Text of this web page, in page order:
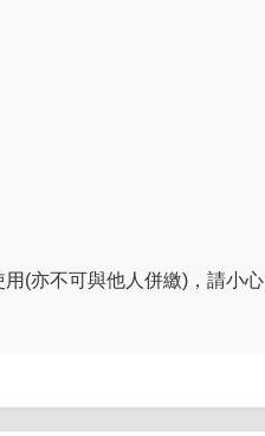
(亦不可與他人併繳)，請小心